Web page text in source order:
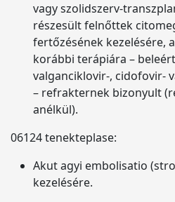
vagy szolidszerv-
részesült felnőttek
fertőzésének kezelésére,
korábbi terápiára –
valganciklovir-, cidofovir-
– refrakternek bizonyult
anélkül).
06124 tenekteplase:
Akut agyi embolisatio
kezelésére.